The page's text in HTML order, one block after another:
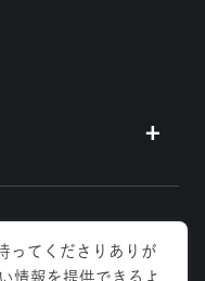
+
ってくださりありが
情報を提供できるよ